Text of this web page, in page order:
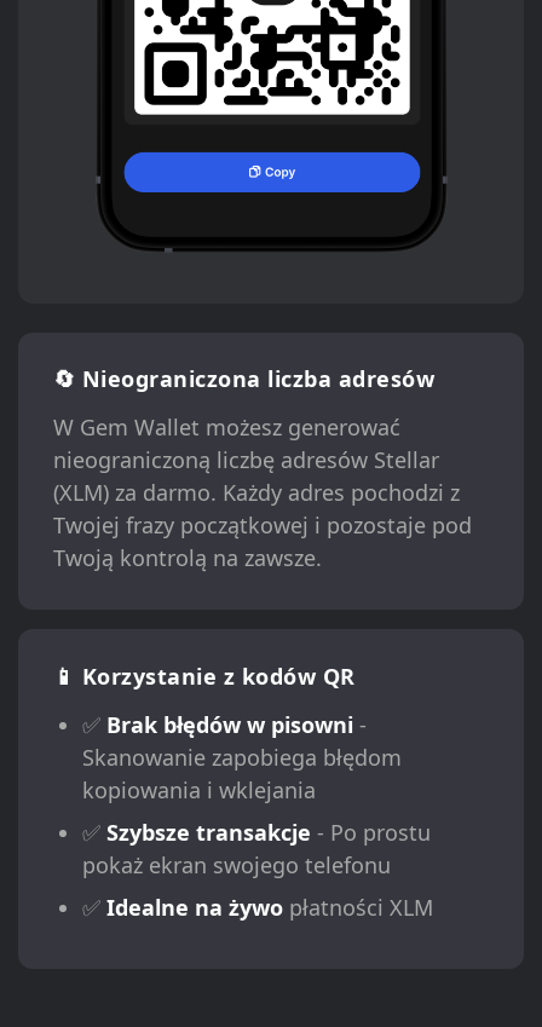
🔄 Nieograniczona liczba adresów
W Gem Wallet możesz generować
nieograniczoną liczbę adresów Stellar
(XLM) za darmo. Każdy adres pochodzi z
Twojej frazy początkowej i pozostaje pod
Twoją kontrolą na zawsze.
📱 Korzystanie z kodów QR
✅ Brak błędów w pisowni -
Skanowanie zapobiega błędom
kopiowania i wklejania
✅ Szybsze transakcje - Po prostu
pokaż ekran swojego telefonu
✅ Idealne na żywopłatności XLM